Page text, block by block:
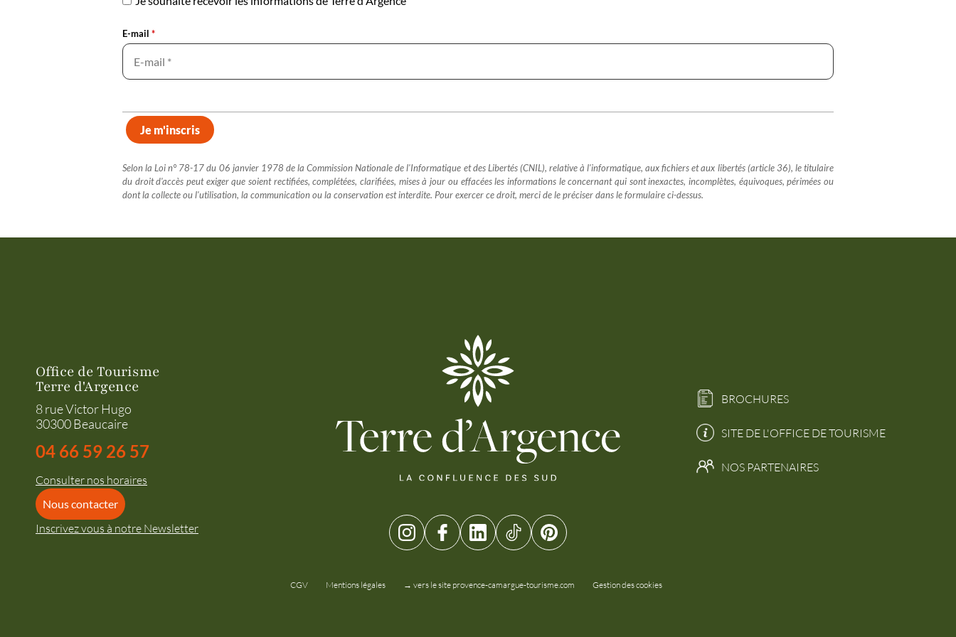
E-mail *
Selon la Loi n° 78-17 du 06 janvier 1978 de la Commission Nationale de l'Informatique et des Libertés (CNIL), relative à l'informatique, aux fichiers et aux libertés (article 36), le titulaire
du droit d'accès peut exiger que soient rectifiées, complétées, clarifiées, mises à jour ou effacées les informations le concernant qui sont inexactes, incomplètes, équivoques, périmées ou
dont la collecte ou l'utilisation, la communication ou la conservation est interdite. Pour exercer ce droit, merci de le préciser dans le formulaire ci-dessus.
Office de Tourisme
Terre d'Argence
8 rue Victor Hugo
30300 Beaucaire
04 66 59 26 57
Consulter nos horaires
Nous contacter
Inscrivez vous à notre Newsletter
BROCHURES
SITE DE L'OFFICE DE TOURISME
NOS PARTENAIRES
CGV Mentions légales → vers le site provence-camargue-tourisme.com Gestion des cookies